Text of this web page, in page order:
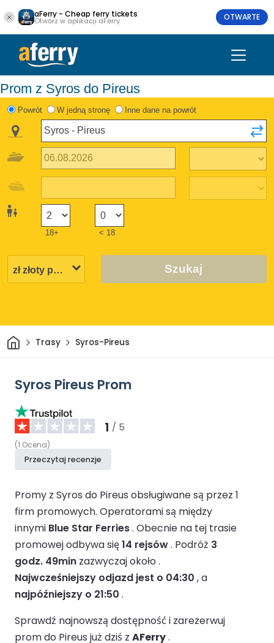
aFerry - Cheap ferry tickets
Otwórz w aplikacji aFerry OTWARTE
Prom z Syros do Pireus
Powrót W jedną stronę Inne dane na powrót
18+ < 18
Szukaj
DomTrasy Syros-Pireus
Syros Pireus Prom
1 / 5
(1 Ocena)
Przeczytaj recenzje
Promy z Syros do Pireus obsługiwane są przez 1
firm promowych. Operatorami są między
innymi Blue Star Ferries. Obecnie na tej trasie
promowej odbywa się14 rejsów. Podróż 3
godz. 49min zazwyczaj około .
Najwcześniejszy odjazd jest o 04:30 , a
najpóźniejszy o 21:50 .
Sprawdź najnowszą dostępność i zarezerwuj
prom do Pireus już dziś z AFerry.